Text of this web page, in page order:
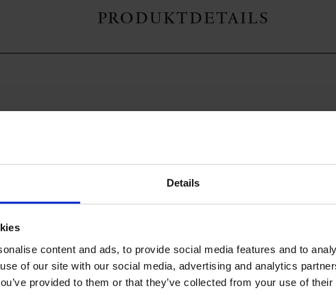
Details
content and ads, to provide social media features and to
of our site with our social media, advertising and analytics
provided to them or that they’ve collected from your use of
PRODUKTDETAILS
mit ihren soften Konturen und hochwertigen Details. Alle 3 Modelle
den tief-gezogenen Ausschnitt akzentuiert. Das tiefe Dekolleté ist ein
verführerischer, taillen-akzentuierender Look, unterstützt durch
Lieblingsstücke. Bikini-Hose mit Raffung am Bund. Voll gefüttert. 72%